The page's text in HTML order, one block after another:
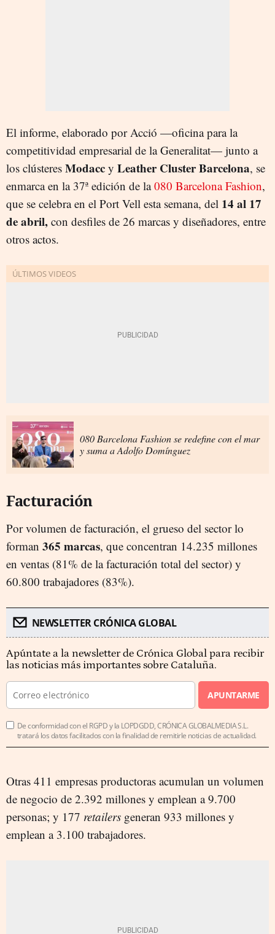
El informe, elaborado por Acció —oficina para la
competitividad empresarial de la Generalitat— junto a
los clústeres Modacc y Leather Cluster Barcelona, se
enmarca en la 37ª edición de la080 Barcelona Fashion,
que se celebra en el Port Vell esta semana, del 14 al 17
de abril, con desfiles de 26 marcas y diseñadores, entre
otros actos.
080 Barcelona Fashion se redefine con el mar
y suma a Adolfo Domínguez
Facturación
Por volumen de facturación, el grueso del sector lo
forman 365 marcas, que concentran 14.235 millones
en ventas (81% de la facturación total del sector) y
60.800 trabajadores (83%).
NEWSLETTER CRÓNICA GLOBAL
Apúntate a la newsletter de Crónica Global para recibir
las noticias más importantes sobre Cataluña.
APUNTARME
De conformidad con el RGPD y la LOPDGDD, CRÓNICA GLOBALMEDIA S.L.
tratará los datos facilitados con la finalidad de remitirle noticias de actualidad.
Otras 411 empresas productoras acumulan un volumen
de negocio de 2.392 millones y emplean a 9.700
personas; y 177 retailers generan 933 millones y
emplean a 3.100 trabajadores.